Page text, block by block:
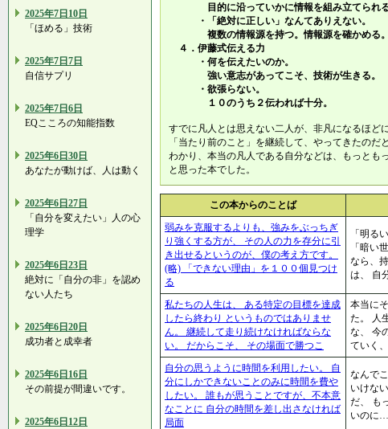
2025年7日10日
「ほめる」技術
2025年7日7日
自信サプリ
2025年7日6日
EQこころの知能指数
2025年6日30日
あなたが動けば、人は動く
2025年6日27日
「自分を変えたい」人の心
理学
2025年6日23日
絶対に「自分の非」を認め
ない人たち
2025年6日20日
成功者と成幸者
2025年6日16日
その前提が間違いです。
2025年6日12日
目的に沿っていかに情報を組み立てられる
・「絶対に正しい」なんてありえない。
複数の情報源を持つ。情報源を確かめる。
４．伊藤式伝える力
・何を伝えたいのか。
強い意志があってこそ、技術が生きる。
・欲張らない。
１０のうち２伝われば十分。
すでに凡人とは思えない二人が、非凡になるほど
「当たり前のこと」を継続して、やってきたのだ
わかり、本当の凡人である自分などは、もっとも
と思った本でした。
この本からのことば
弱みを克服するよりも、強みをぶっちぎ
り強くする方が、 その人の力を存分に引
き出せるというのが、僕の考え方です。
(略) 「できない理由」を１００個見つけ
る
「明る
「暗い
なら、
は、 自
私たちの人生は、 ある特定の目標を達成
したら終わり というものではありませ
ん。 継続して走り続けなければならな
い。 だからこそ、 その場面で勝つこ
本当に
た。 人
な、 今
ていく
自分の思うように時間を利用したい。 自
分にしかできないことのみに時間を費や
したい。 誰もが思うことですが、不本意
なことに 自分の時間を差し出さなければ
局面
なんで
いけな
だ、 も
いのに…